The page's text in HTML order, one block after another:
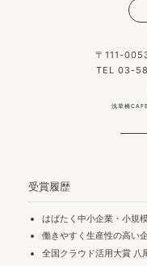
〒111-
TEL 03-
浅草橋
受賞履歴
はばたく中小企業・小規
働きやすく生産性の高い
全国クラウド活用大賞 八